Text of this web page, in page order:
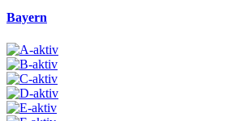
Bayern